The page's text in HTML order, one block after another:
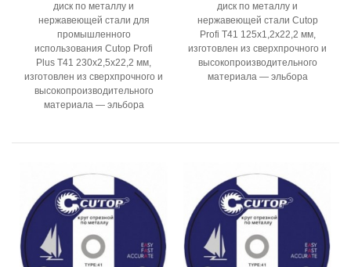
диск по металлу и
нержавеющей стали для
промышленного
использования Cutop Profi
Plus T41 230x2,5x22,2 мм,
изготовлен из сверхпрочного и
высокопроизводительного
материала — эльбора
диск по металлу и
нержавеющей стали Cutop
Profi T41 125x1,2x22,2 мм,
изготовлен из сверхпрочного и
высокопроизводительного
материала — эльбора